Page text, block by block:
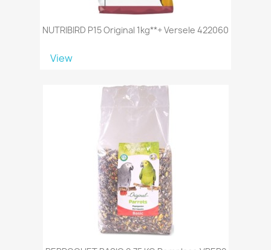
NUTRIBIRD P15 Original 1kg**+ Versele 422060
View